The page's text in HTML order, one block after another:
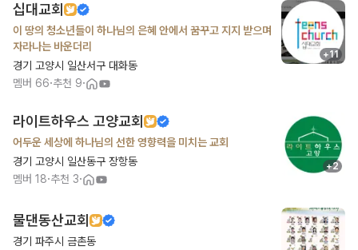
십대교회
이 땅의 청소년들이 하나님의 은혜 안에서 꿈꾸고 지지 받으며
자라나는 바운더리
경기 고양시 일산서구 대화동
멤버 66·추천 9·
+11
라이트하우스 고양교회
어두운 세상에 하나님의 선한 영향력을 미치는 교회
경기 고양시 일산동구 장항동
멤버 18·추천 3·
+2
물댄동산교회
경기 파주시 금촌동